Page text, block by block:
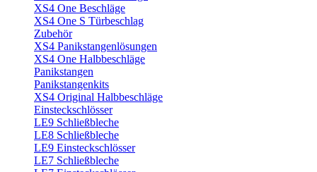
XS4 One Beschläge
XS4 One S Türbeschlag
Zubehör
XS4 Panikstangenlösungen
XS4 One Halbbeschläge
Panikstangen
Panikstangenkits
XS4 Original Halbbeschläge
Einsteckschlösser
LE9 Schließbleche
LE8 Schließbleche
LE9 Einsteckschlösser
LE7 Schließbleche